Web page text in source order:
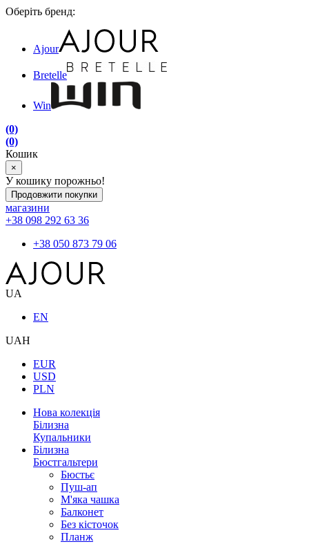
Оберіть бренд:
Ajour
Bretelle
Win
(0)
(0)
Кошик
×
У кошику порожньо!
Продовжити покупки
магазини
+38 098 292 63 36
+38 050 873 79 06
UA
EN
UAH
EUR
USD
PLN
Нова колекція
Білизна
Купальники
Білизна
Бюстгальтери
Бюстьє
Пуш-ап
М'яка чашка
Балконет
Без кісточок
Планж